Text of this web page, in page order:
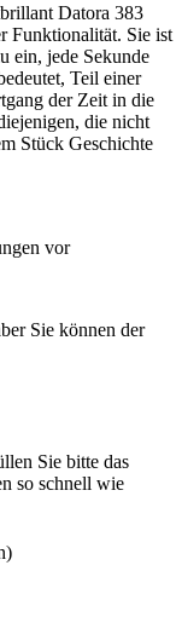
Datora 383
Funktionalität. Sie ist
ein, jede Sekunde
Teil einer
der Zeit in die
die nicht
Stück Geschichte
vor
Sie können der
Sie bitte das
so schnell wie